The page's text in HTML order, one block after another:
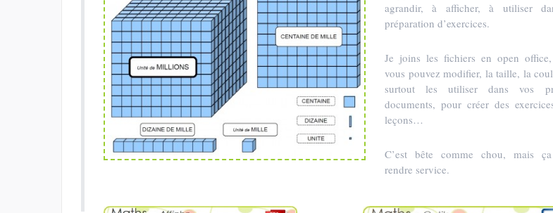
agrandir, à afficher, à utiliser
préparation d’exercices.
Je joins les fichiers en open
vous pouvez modifier, la taille, la
surtout les utiliser dans vos
documents, pour créer des
leçons…
C’est bête comme chou, mais
rendre service.